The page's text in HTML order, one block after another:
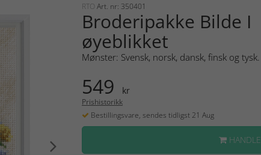
RTO Art. nr: 350401
Broderipakke Bilde I
øyeblikket
Mønster: Svensk, norsk, dansk, finsk og tysk.
549 kr
Prishistorikk
Bestillingsvare, sendes tidligst 21 Aug
HANDLE